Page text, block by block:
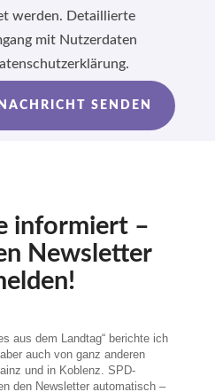
werden. Detaillierte
mit Nutzerdaten
NACHRICHT SENDEN
informiert –
Newsletter
aus dem Landtag“ berichte ich
auch von ganz anderen
und in Koblenz. SPD-
den Newsletter automatisch –